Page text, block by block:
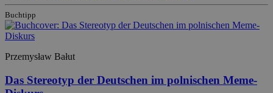
Buchtipp
Przemysław Bałut
Das Stereotyp der Deutschen im polnischen Meme-